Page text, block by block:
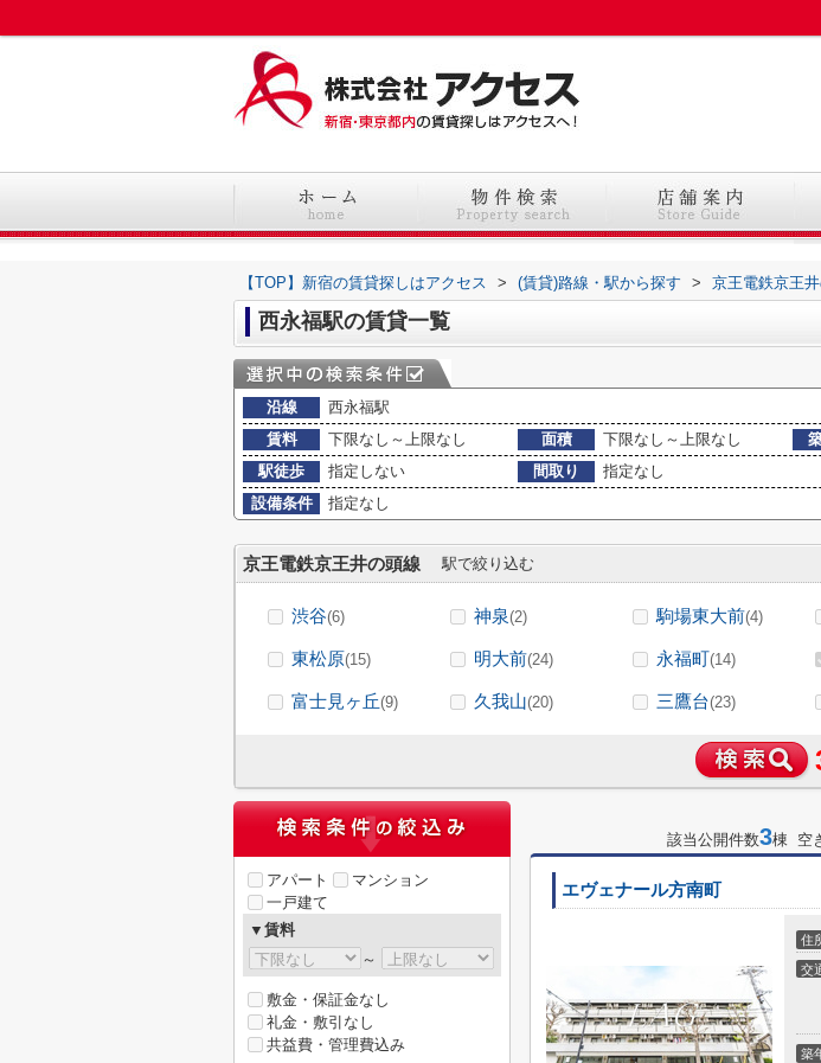
【TOP】新宿の賃貸探しはアクセス > (賃貸)路線・駅から探す > 京王電鉄京王
西永福駅の賃貸一覧
沿線
西永福駅
賃料
下限なし～上限なし 面積 下限なし～上限なし
駅徒歩
指定しない 間取り
指定なし
設備条件
指定なし
京王電鉄京王井の頭線 駅で絞り込む
渋谷(6) 神泉(2) 駒場東大前(4)
東松原(15) 明大前(24) 永福町(14)
富士見ヶ丘(9) 久我山(20) 三鷹台(23)
該当公開件数3棟 空
エヴェナール方南町
住
交
築
アパート
マンション
一戸建て
▼賃料
～
敷金・保証金なし
礼金・敷引なし
共益費・管理費込み